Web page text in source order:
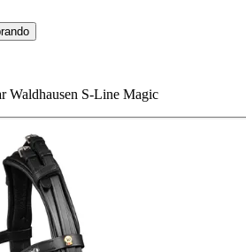
Waldhausen S-Line Magic